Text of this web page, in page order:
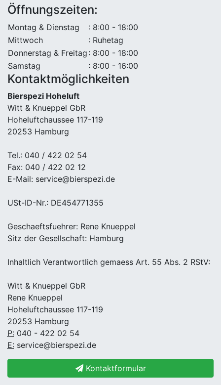
Öffnungszeiten:
Montag & Dienstag
: 8:00 - 18:00
Mittwoch
: Ruhetag
Donnerstag & Freitag : 8:00 - 18:00
Samstag
: 8:00 - 16:00
Kontaktmöglichkeiten
Bierspezi Hoheluft
Witt & Knueppel GbR
Hoheluftchaussee 117-119
20253 Hamburg
Tel.: 040 / 422 02 54
Fax: 040 / 422 02 12
E-Mail: service@bierspezi.de
USt-ID-Nr.: DE454771355
Geschaeftsfuehrer: Rene Knueppel
Sitz der Gesellschaft: Hamburg
Inhaltlich Verantwortlich gemaess Art. 55 Abs. 2 RStV:
Witt & Knueppel GbR
Rene Knueppel
Hoheluftchaussee 117-119
20253 Hamburg
P: 040 - 422 02 54
E: service@bierspezi.de
Kontaktformular